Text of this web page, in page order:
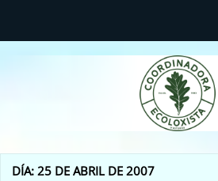
Coordinadora
DÍA:25 DE ABRIL DE 2007